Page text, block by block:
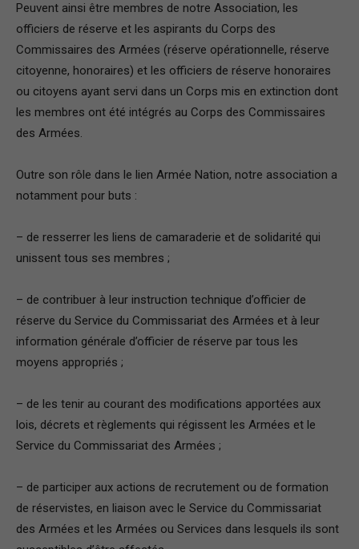
Peuvent ainsi être membres de notre Association, les
officiers de réserve et les aspirants du Corps des
Commissaires des Armées (réserve opérationnelle, réserve
citoyenne, honoraires) et les officiers de réserve honoraires
ou citoyens ayant servi dans un Corps mis en extinction dont
les membres ont été intégrés au Corps des Commissaires
des Armées.
Outre son rôle dans le lien Armée Nation, notre association a
notamment pour buts :
– de resserrer les liens de camaraderie et de solidarité qui
unissent tous ses membres ;
– de contribuer à leur instruction technique d’officier de
réserve du Service du Commissariat des Armées et à leur
information générale d’officier de réserve par tous les
moyens appropriés ;
– de les tenir au courant des modifications apportées aux
lois, décrets et règlements qui régissent les Armées et le
Service du Commissariat des Armées ;
– de participer aux actions de recrutement ou de formation
de réservistes, en liaison avec le Service du Commissariat
des Armées et les Armées ou Services dans lesquels ils sont